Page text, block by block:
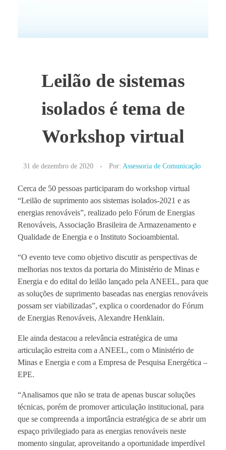
Leilão de sistemas
isolados é tema de
Workshop virtual
31 de dezembro de 2020 Por: Assessoria de Comunicação
Cerca de 50 pessoas participaram do workshop virtual
“Leilão de suprimento aos sistemas isolados-2021 e as
energias renováveis”, realizado pelo Fórum de Energias
Renováveis, Associação Brasileira de Armazenamento e
Qualidade de Energia e o Instituto Socioambiental.
“O evento teve como objetivo discutir as perspectivas de
melhorias nos textos da portaria do Ministério de Minas e
Energia e do edital do leilão lançado pela ANEEL, para que
as soluções de suprimento baseadas nas energias renováveis
possam ser viabilizadas”, explica o coordenador do Fórum
de Energias Renováveis, Alexandre Henklain.
Ele ainda destacou a relevância estratégica de uma
articulação estreita com a ANEEL, com o Ministério de
Minas e Energia e com a Empresa de Pesquisa Energética –
EPE.
“Analisamos que não se trata de apenas buscar soluções
técnicas, porém de promover articulação institucional, para
que se compreenda a importância estratégica de se abrir um
espaço privilegiado para as energias renováveis neste
momento singular, aproveitando a oportunidade imperdível